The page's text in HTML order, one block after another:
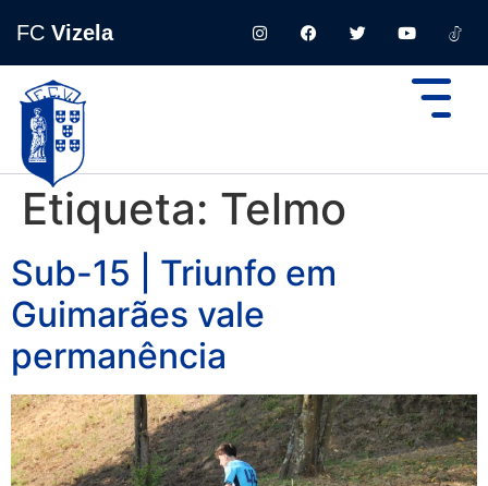
FC Vizela
Etiqueta: Telmo
Sub-15 | Triunfo em
Guimarães vale
permanência